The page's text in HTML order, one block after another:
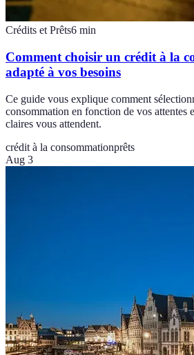
Crédits et Prêts6 min
Comment choisir un crédit à la
adapté à vos besoins
Ce guide vous explique comment
consommation en fonction de vos attentes
claires vous attendent.
crédit à la consommationprêts
Aug 3